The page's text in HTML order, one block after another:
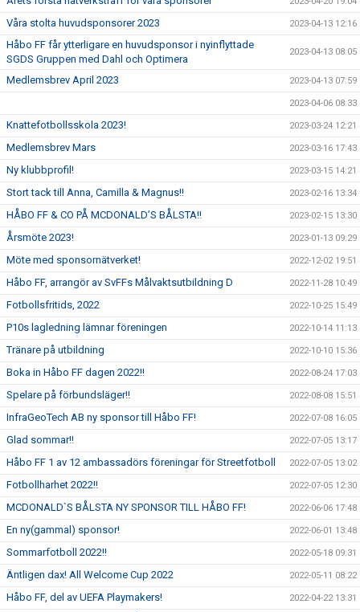
Våra stolta huvudsponsorer 2023 2023-04-13 12:16
Håbo FF får ytterligare en huvudsponsor i nyinflyttade
SGDS Gruppen med Dahl och Optimera
2023-04-13 08:05
Medlemsbrev April 2023 2023-04-13 07:59
2023-04-06 08:33
Knattefotbollsskola 2023! 2023-03-24 12:21
Medlemsbrev Mars 2023-03-16 17:43
Ny klubbprofil! 2023-03-15 14:21
Stort tack till Anna, Camilla & Magnus!! 2023-02-16 13:34
HÅBO FF & CO PÅ MCDONALD’S BÅLSTA!! 2023-02-15 13:30
Årsmöte 2023! 2023-01-13 09:29
Möte med sponsornätverket! 2022-12-02 19:51
Håbo FF, arrangör av SvFFs Målvaktsutbildning D 2022-11-28 10:49
Fotbollsfritids, 2022 2022-10-25 15:49
P10s lagledning lämnar föreningen 2022-10-14 11:13
Tränare på utbildning 2022-10-10 15:36
Boka in Håbo FF dagen 2022!! 2022-08-24 17:03
Spelare på förbundsläger!! 2022-08-08 15:51
InfraGeoTech AB ny sponsor till Håbo FF! 2022-07-08 16:05
Glad sommar!! 2022-07-05 13:17
Håbo FF 1 av 12 ambassadörs föreningar för Streetfotboll 2022-07-05 13:02
Fotbollharhet 2022!! 2022-07-05 12:30
MCDONALD`S BÅLSTA NY SPONSOR TILL HÅBO FF! 2022-06-06 17:48
En ny(gammal) sponsor! 2022-06-01 13:48
Sommarfotboll 2022!! 2022-05-18 09:31
Äntligen dax! All Welcome Cup 2022 2022-05-11 08:22
Håbo FF, del av UEFA Playmakers! 2022-04-22 13:31